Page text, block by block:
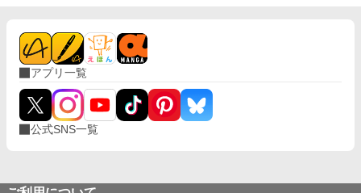
アプリ一覧
公式SNS一覧